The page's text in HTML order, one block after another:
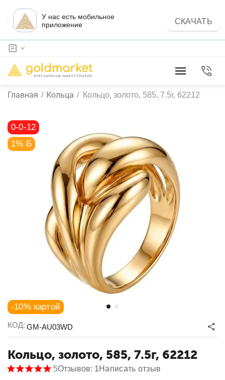
У нас есть мобильное
приложение
СКАЧАТЬ
Главная / Кольца / Кольцо, золото, 585, 7.5г, 62212
0-0-12
1% Б
-10% картой
КОД: GM-AU03WD
Кольцо, золото, 585, 7.5г, 62212
5Отзывов: 1Написать отзыв